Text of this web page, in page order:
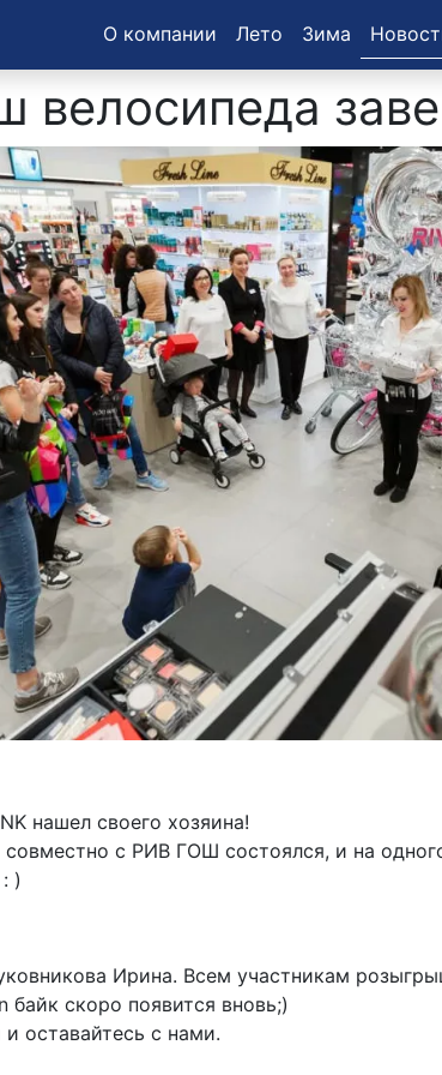
О компании Лето Зима
велосипеда
нашел своего хозяина!
с РИВ ГОШ состоялся, и на
)
Ирина. Всем участникам
байк скоро появится вновь;)
оставайтесь с нами.